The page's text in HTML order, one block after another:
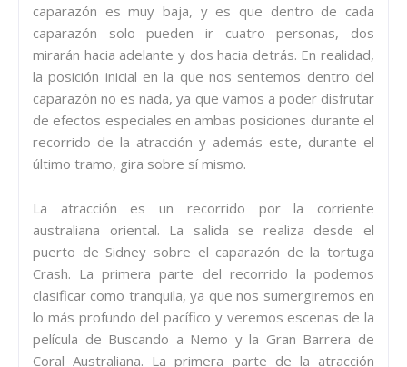
caparazón es muy baja, y es que dentro de cada
caparazón solo pueden ir cuatro personas, dos
mirarán hacia adelante y dos hacia detrás. En realidad,
la posición inicial en la que nos sentemos dentro del
caparazón no es nada, ya que vamos a poder disfrutar
de efectos especiales en ambas posiciones durante el
recorrido de la atracción y además este, durante el
último tramo, gira sobre sí mismo.
La atracción es un recorrido por la corriente
australiana oriental. La salida se realiza desde el
puerto de Sidney sobre el caparazón de la tortuga
Crash. La primera parte del recorrido la podemos
clasificar como tranquila, ya que nos sumergiremos en
lo más profundo del pacífico y veremos escenas de la
película de Buscando a Nemo y la Gran Barrera de
Coral Australiana. La primera parte de la atracción